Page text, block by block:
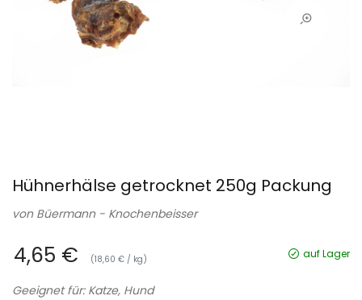
Hühnerhälse getrocknet 250g Packung
von Büermann - Knochenbeisser
4,65 € (18,60 € / kg) auf Lager
Geeignet für: Katze, Hund